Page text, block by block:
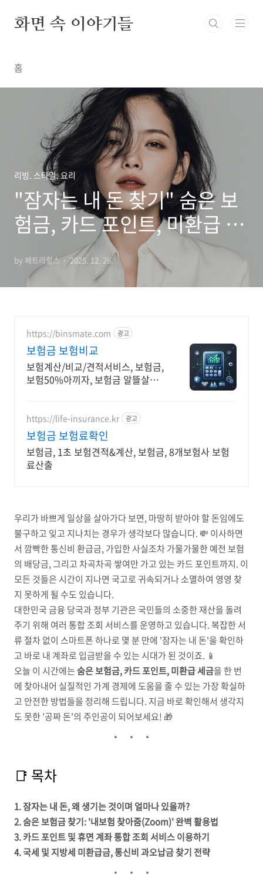
화면 속 이야기들
홈
리빙. 스타일. 요리
"잠자는 내 돈 찾기" 숨은 보
험금, 카드 포인트, 미환급 세
금 한 번에 조회하고 입금받
는 법
by 페트라힐스 2025. 12. 26.
https://binsmate.com 광고
보험금 보험비교
보험계산/비교/견적서비스, 보험금,
보험50%아끼자, 보험금 알뜰살뜰
https://life-insurance.kr 광고
보험금 보험료확인
보험금, 1초 보험견적&계산, 보험금, 8개보험사 보험
료산출
우리가 바쁘게 일상을 살아가다 보면, 마땅히 받아야 할 돈임에도
불구하고 잊고 지나치는 경우가 생각보다 많습니다. 💸 이사하면
서 깜빡한 통신비 환급금, 가입한 사실조차 가물가물한 예전 보험
의 배당금, 그리고 차곡차곡 쌓여만 가고 있는 카드 포인트까지. 이
모든 것들은 시간이 지나면 국고로 귀속되거나 소멸하여 영영 찾
지 못하게 될 수도 있습니다.
대한민국 금융 당국과 정부 기관은 국민들의 소중한 재산을 돌려
주기 위해 여러 통합 조회 서비스를 운영하고 있습니다. 복잡한 서
류 절차 없이 스마트폰 하나로 몇 분 만에 '잠자는 내 돈'을 확인하
고 바로 내 계좌로 입금받을 수 있는 시대가 된 것이죠. 📱
오늘 이 시간에는숨은 보험금, 카드 포인트, 미환급 세금을 한 번
에 찾아내어 실질적인 가계 경제에 도움을 줄 수 있는 가장 확실하
고 안전한 방법들을 정리해 드립니다. 지금 바로 확인해서 생각지
도 못한 '공짜 돈'의 주인공이 되어보세요! 🎁
📑 목차
1. 잠자는 내 돈, 왜 생기는 것이며 얼마나 있을까?
2. 숨은 보험금 찾기: '내보험 찾아줌(Zoom)' 완벽 활용법
3. 카드 포인트 및 휴면 계좌 통합 조회 서비스 이용하기
4. 국세 및 지방세 미환급금, 통신비 과오납금 찾기 전략